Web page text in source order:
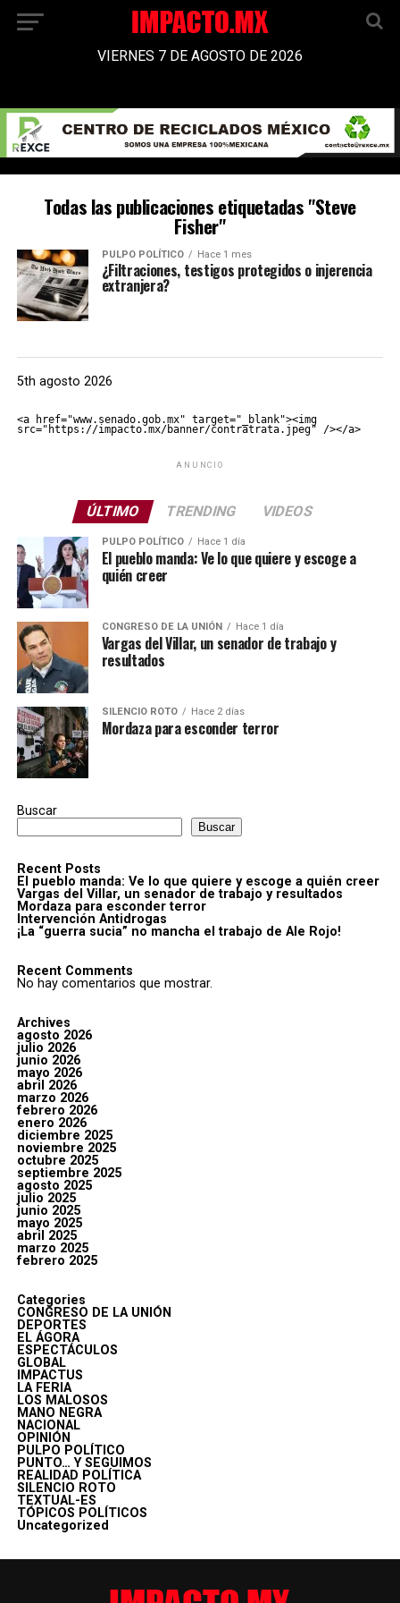
VIERNES 7 DE AGOSTO DE 2026
Todas las publicaciones etiquetadas "Steve
Fisher"
PULPO POLÍTICO Hace 1 mes
¿Filtraciones, testigos protegidos o injerencia
extranjera?
5th agosto 2026
<a href="www.senado.gob.mx" target="_blank"><img
src="https://impacto.mx/banner/contratrata.jpeg" /></a>
ANUNCIO
ÚLTIMO TRENDING VIDEOS
PULPO POLÍTICO Hace 1 día
El pueblo manda: Ve lo que quiere y escoge a
quién creer
CONGRESO DE LA UNIÓN Hace 1 día
Vargas del Villar, un senador de trabajo y
resultados
SILENCIO ROTO Hace 2 días
Mordaza para esconder terror
Buscar
Buscar
Recent Posts
El pueblo manda: Ve lo que quiere y escoge a quién creer
Vargas del Villar, un senador de trabajo y resultados
Mordaza para esconder terror
Intervención Antidrogas
¡La “guerra sucia” no mancha el trabajo de Ale Rojo!
Recent Comments
No hay comentarios que mostrar.
Archives
agosto 2026
julio 2026
junio 2026
mayo 2026
abril 2026
marzo 2026
febrero 2026
enero 2026
diciembre 2025
noviembre 2025
octubre 2025
septiembre 2025
agosto 2025
julio 2025
junio 2025
mayo 2025
abril 2025
marzo 2025
febrero 2025
Categories
CONGRESO DE LA UNIÓN
DEPORTES
EL ÁGORA
ESPECTÁCULOS
GLOBAL
IMPACTUS
LA FERIA
LOS MALOSOS
MANO NEGRA
NACIONAL
OPINIÓN
PULPO POLÍTICO
PUNTO… Y SEGUIMOS
REALIDAD POLÍTICA
SILENCIO ROTO
TEXTUAL-ES
TÓPICOS POLÍTICOS
Uncategorized